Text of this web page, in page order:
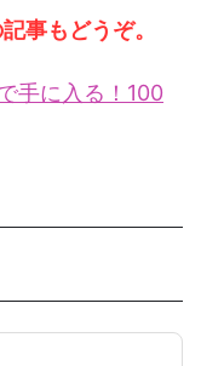
事もどうぞ。
手に入る！100